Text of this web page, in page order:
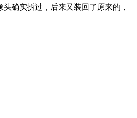
确实拆过，后来又装回了原来的，